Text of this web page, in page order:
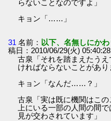
らないことなのですよ」
キョン「……」
31 名前： 以下、名無しにか
稿日：2010/06/29(火)
古泉「それを踏まえたう
ければならないことがあり
キョン「なんだ……？」
古泉「実は既に機関はこの
上にいる一部の人間の間
見が交わされています」